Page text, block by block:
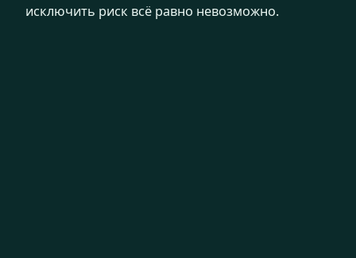
исключить риск всё равно невозможно.